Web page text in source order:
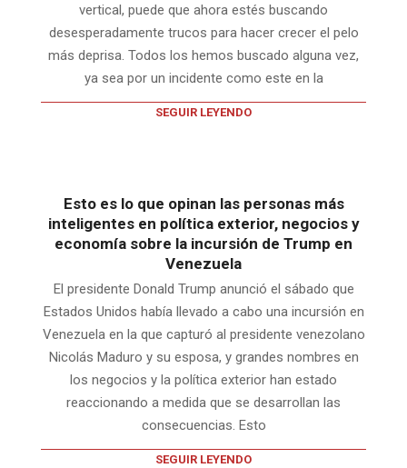
vertical, puede que ahora estés buscando
desesperadamente trucos para hacer crecer el pelo
más deprisa. Todos los hemos buscado alguna vez,
ya sea por un incidente como este en la
SEGUIR LEYENDO
Esto es lo que opinan las personas más
inteligentes en política exterior, negocios y
economía sobre la incursión de Trump en
Venezuela
El presidente Donald Trump anunció el sábado que
Estados Unidos había llevado a cabo una incursión en
Venezuela en la que capturó al presidente venezolano
Nicolás Maduro y su esposa, y grandes nombres en
los negocios y la política exterior han estado
reaccionando a medida que se desarrollan las
consecuencias. Esto
SEGUIR LEYENDO